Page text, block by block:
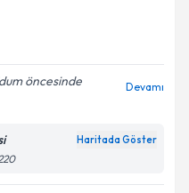
öncesinde
Devamı
Haritada Göster